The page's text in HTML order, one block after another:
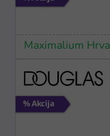
Maximalium